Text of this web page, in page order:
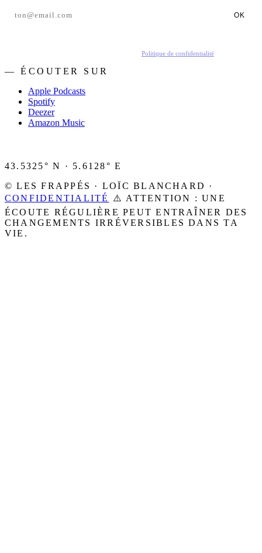
OK
Politique de confidentialité
— ÉCOUTER SUR
Apple Podcasts
Spotify
Deezer
Amazon Music
43.5325° N · 5.6128° E
© LES FRAPPÉS · LOÏC BLANCHARD ·
CONFIDENTIALITÉ
⚠️ ATTENTION : UNE
ÉCOUTE RÉGULIÈRE PEUT ENTRAÎNER DES
CHANGEMENTS IRRÉVERSIBLES DANS TA
VIE.